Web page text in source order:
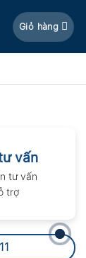
Giỏ hàng
vấn
tư vấn
trợ